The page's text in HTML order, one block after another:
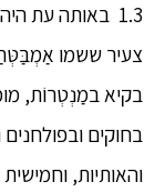
1.3 באותה עת
צעיר ששמו
בקיא במַנְטְרוֹת,
בחוקים
והאותיות,